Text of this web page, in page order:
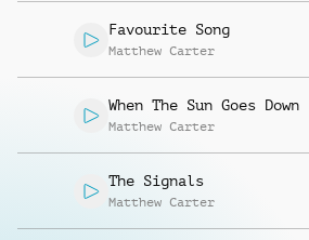
Favourite Song
Matthew Carter
When The Sun Goes Down
Matthew Carter
The Signals
Matthew Carter